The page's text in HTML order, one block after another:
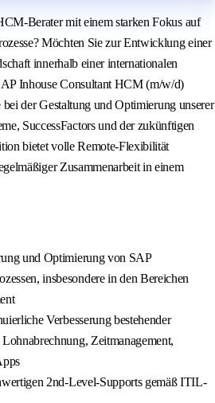
Berater mit einem starken Fokus auf
Möchten Sie zur Entwicklung einer
innerhalb einer internationalen
Inhouse Consultant HCM (m/w/d)
der Gestaltung und Optimierung unserer
SuccessFactors und der zukünftigen
bietet volle Remote-Flexibilität
Zusammenarbeit in einem
und Optimierung von SAP
insbesondere in den Bereichen
Verbesserung bestehender
Zeitmanagement,
2nd-Level-Supports gemäß ITIL-